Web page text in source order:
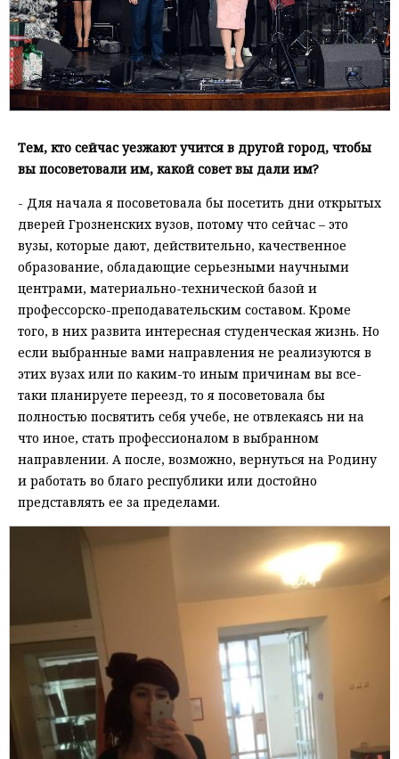
Тем, кто сейчас уезжают учится в другой город, чтобы
вы посоветовали им, какой совет вы дали им?
- Для начала я посоветовала бы посетить дни открытых
дверей Грозненских вузов, потому что сейчас – это
вузы, которые дают, действительно, качественное
образование, обладающие серьезными научными
центрами, материально-технической базой и
профессорско-преподавательским составом. Кроме
того, в них развита интересная студенческая жизнь. Но
если выбранные вами направления не реализуются в
этих вузах или по каким-то иным причинам вы все-
таки планируете переезд, то я посоветовала бы
полностью посвятить себя учебе, не отвлекаясь ни на
что иное, стать профессионалом в выбранном
направлении. А после, возможно, вернуться на Родину
и работать во благо республики или достойно
представлять ее за пределами.